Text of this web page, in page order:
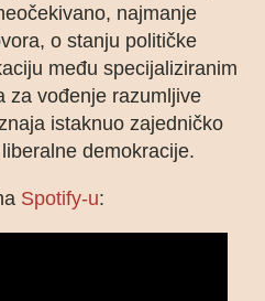
najmanje
o stanju političke
među specijaliziranim
za vođenje razumljive
istaknuo zajedničko
demokracije.
Spotify-u: